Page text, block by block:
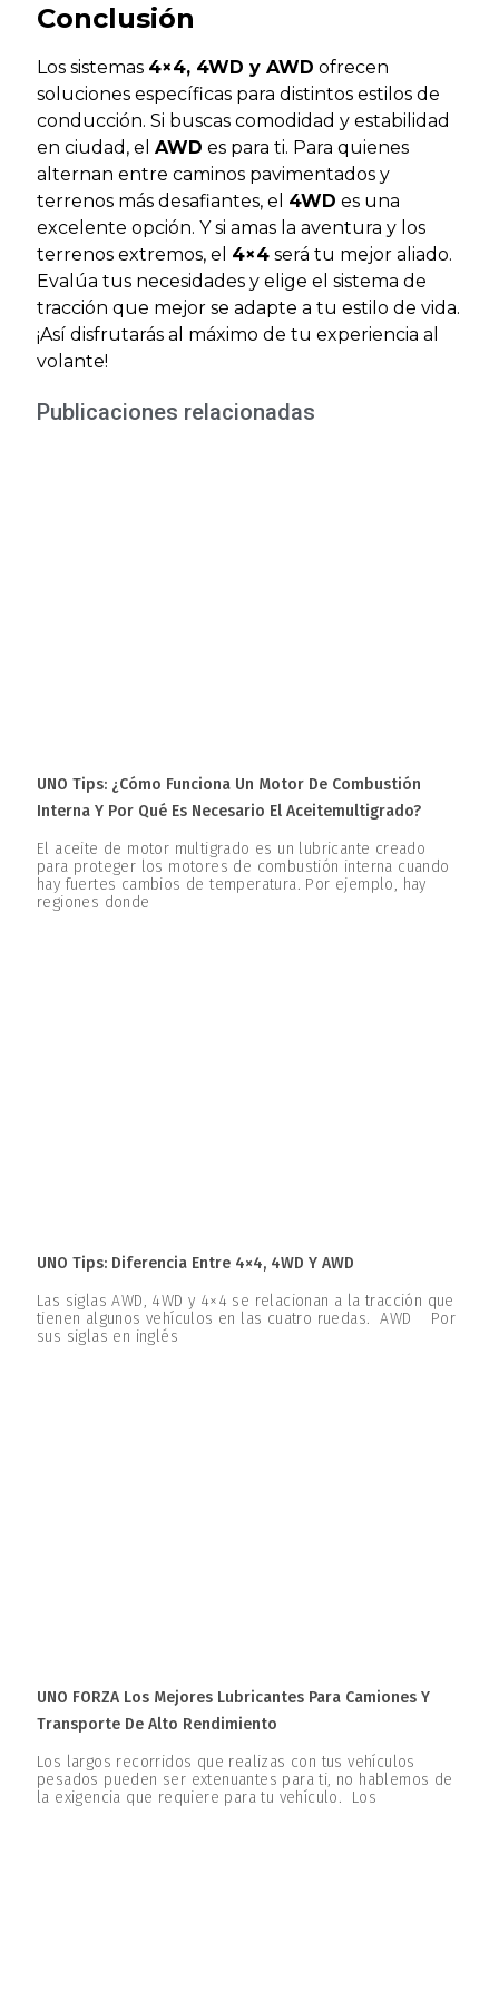
Conclusión
Los sistemas 4×4, 4WD y AWD ofrecen
soluciones específicas para distintos estilos de
conducción. Si buscas comodidad y estabilidad
en ciudad, el AWD es para ti. Para quienes
alternan entre caminos pavimentados y
terrenos más desafiantes, el 4WD es una
excelente opción. Y si amas la aventura y los
terrenos extremos, el 4×4 será tu mejor aliado.
Evalúa tus necesidades y elige el sistema de
tracción que mejor se adapte a tu estilo de vida.
¡Así disfrutarás al máximo de tu experiencia al
volante!
Publicaciones relacionadas
UNO Tips: ¿Cómo Funciona Un Motor De Combustión
Interna Y Por Qué Es Necesario El Aceitemultigrado?
El aceite de motor multigrado es un lubricante creado
para proteger los motores de combustión interna cuando
hay fuertes cambios de temperatura. Por ejemplo, hay
regiones donde
UNO Tips: Diferencia Entre 4×4, 4WD Y AWD
Las siglas AWD, 4WD y 4×4 se relacionan a la tracción que
tienen algunos vehículos en las cuatro ruedas. AWD Por
sus siglas en inglés
UNO FORZA Los Mejores Lubricantes Para Camiones Y
Transporte De Alto Rendimiento
Los largos recorridos que realizas con tus vehículos
pesados pueden ser extenuantes para ti, no hablemos de
la exigencia que requiere para tu vehículo. Los